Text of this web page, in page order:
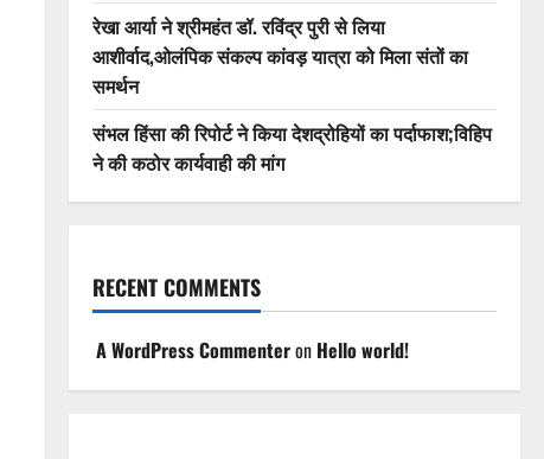
रेखा आर्या ने श्रीमहंत डॉ. रविंद्र पुरी से लिया
आशीर्वाद,ओलंपिक संकल्प कांवड़ यात्रा को मिला संतों का
समर्थन
संभल हिंसा की रिपोर्ट ने किया देशद्रोहियों का पर्दाफाश;विहिप
ने की कठोर कार्यवाही की मांग
RECENT COMMENTS
A WordPress Commenteron Hello world!